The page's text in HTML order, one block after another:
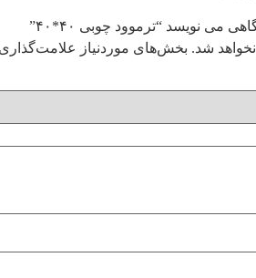
می نویسد “ترموود چوبی ۴۰*۴۰”
شد. بخش‌های موردنیاز